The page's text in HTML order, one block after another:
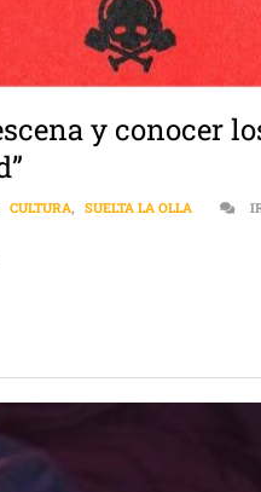
y conocer
CULTURA, SUELTA LA OLLA